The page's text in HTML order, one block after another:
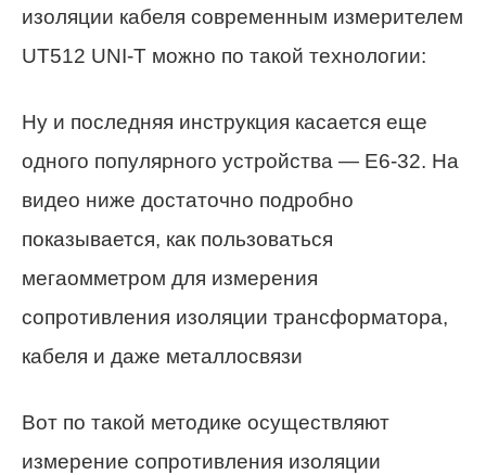
изоляции кабеля современным измерителем
UT512 UNI-T можно по такой технологии:
Ну и последняя инструкция касается еще
одного популярного устройства — Е6-32. На
видео ниже достаточно подробно
показывается, как пользоваться
мегаомметром для измерения
сопротивления изоляции трансформатора,
кабеля и даже металлосвязи
Вот по такой методике осуществляют
измерение сопротивления изоляции